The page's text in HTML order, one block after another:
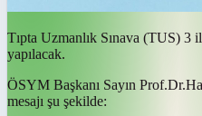
Tıpta Uzmanlık Sınava (TUS) 3
yapılacak.
ÖSYM Başkanı Sayın
mesajı şu şekilde: